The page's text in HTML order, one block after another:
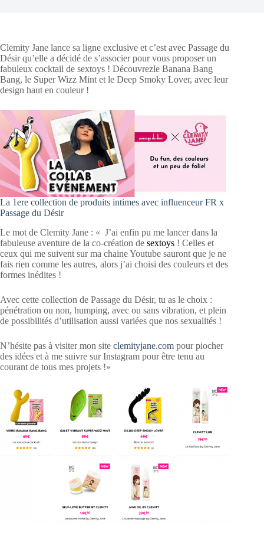
Clemity Jane lance sa ligne exclusive et c’est avec Passage du
Désir qu’elle a décidé de s’associer pour vous proposer un
fabuleux cocktail de sextoys ! Découvrezle Banana Bang
Bang, le Super Wizz Mint et le Deep Smoky Lover, avec leur
design haut en couleur !
La 1ere collection de produits intimes avec influenceur FR x
Passage du Désir
Le mot de Clemity Jane : « J’ai enfin pu me lancer dans la
fabuleuse aventure de la co-création de sextoys ! Celles et
ceux qui me suivent sur ma chaine Youtube sauront que je ne
fais rien comme les autres, alors j’ai choisi des couleurs et des
formes inédites !
Avec cette collection de Passage du Désir, tu as le choix :
pénétration ou non, humping, avec ou sans vibration, et plein
de possibilités d’utilisation aussi variées que nos sexualités !
N’hésite pas à visiter mon site clemityjane.com pour piocher
des idées et à me suivre sur Instagram pour être tenu au
courant de tous mes projets !»